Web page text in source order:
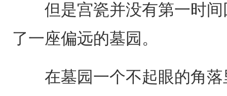
但是宫瓷并没有第一时间
了一座偏远的墓园。
在墓园一个不起眼的角落